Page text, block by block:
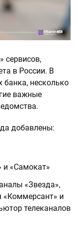
сервисов,
в России. В
банка, несколько
важные
добавлены:
и «Самокат»
«Звезда»,
«Коммерсант» и
телеканалов